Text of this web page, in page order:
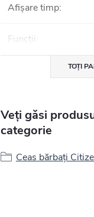
Afișare timp:
Funcții:
TOȚI
Veți găsi
categorie
Ceas bărbați